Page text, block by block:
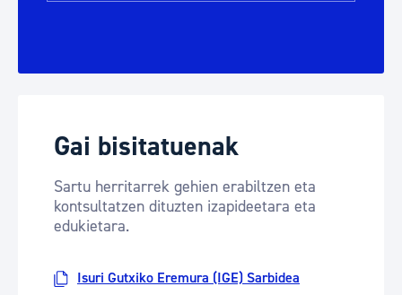
Gai bisitatuenak
Sartu herritarrek gehien erabiltzen eta
kontsultatzen dituzten izapideetara eta
edukietara.
Isuri Gutxiko Eremura (IGE) Sarbidea